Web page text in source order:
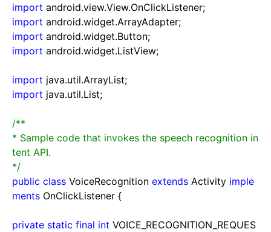
import android.view.View.OnClickListener;
import android.widget.ArrayAdapter;
import android.widget.Button;
import android.widget.ListView;
import java.util.ArrayList;
import java.util.List;
/**
* Sample code that invokes the speech recognition in
tent API.
*/
public class VoiceRecognition extends Activity imple
ments OnClickListener {
private static final int VOICE_RECOGNITION_REQUES